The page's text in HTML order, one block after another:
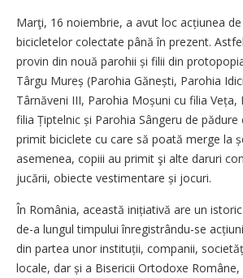
Marţi, 16 noiembrie, a avut loc acțiunea
bicicletelor colectate până în prezent.
provin din nouă parohii și filii din
Târgu Mureș (Parohia Gănești, Parohia
Târnăveni III, Parohia Moșuni cu filia Veța,
filia Țiptelnic și Parohia Sângeru de pădure
primit biciclete cu care să poată merge la
asemenea, copiii au primit şi alte daruri
jucării, obiecte vestimentare și jocuri.
În România, această inițiativă are un
de-a lungul timpului înregistrându-se
din partea unor instituții, companii,
locale, dar și a Bisericii Ortodoxe